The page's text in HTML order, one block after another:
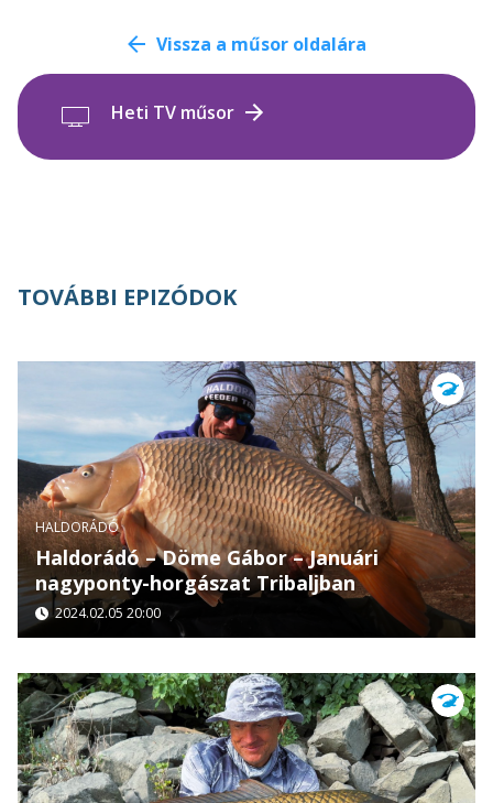
Vissza a műsor oldalára
Heti TV műsor
TOVÁBBI EPIZÓDOK
HALDORÁDÓ
Haldorádó – Döme Gábor – Januári
nagyponty-horgászat Tribaljban
2024.02.05 20:00